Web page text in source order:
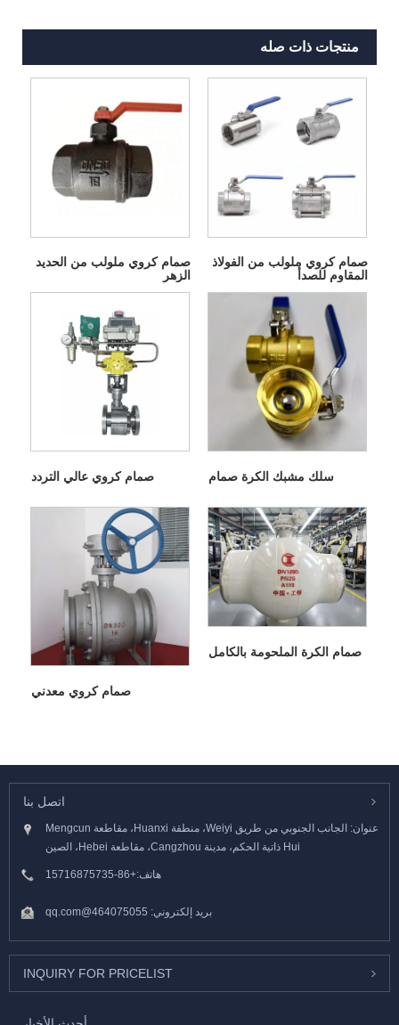
منتجات ذات صله
صمام كروي ملولب من الحديد
الزهر
صمام كروي ملولب من الفولاذ
المقاوم للصدأ
صمام كروي عالي التردد سلك مشبك الكرة صمام
صمام كروي معدني
صمام الكرة الملحومة بالكامل
اتصل بنا
عنوان: الجانب الجنوبي من طريق Weiyi، منطقة Huanxi، مقاطعة Mengcun
Hui ذاتية الحكم، مدينة Cangzhou، مقاطعة Hebei، الصين
هاتف:+86-15716875735
بريد إلكتروني: 464075055@qq.com
INQUIRY FOR PRICELIST